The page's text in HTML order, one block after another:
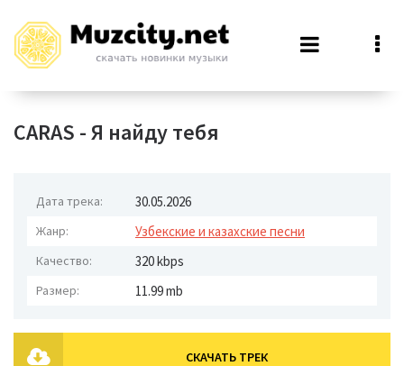
CARAS - Я найду тебя
Дата трека: 30.05.2026
Жанр: Узбекские и казахские песни
Качество: 320 kbps
Размер: 11.99 mb
СКАЧАТЬ ТРЕК